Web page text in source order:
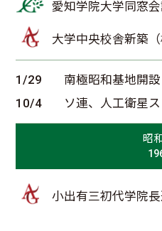
愛知学院大学同窓
大学中央校舎新築（
1/29
南極昭和基地開設
10/4
ソ連、人工衛星
昭
小出有三初代学院